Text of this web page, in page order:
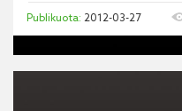
2012-03-27